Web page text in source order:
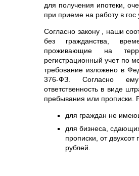
для получения ипотеки,
при приеме на работу в гос
Согласно закону , наши
без гражданства,
проживающие на
регистрационный учет по
требование изложено в
376-ФЗ. Согласно ему
ответственность в виде
пребывания или прописки.
для граждан не
для бизнеса,
прописки, от двухсот
рублей.